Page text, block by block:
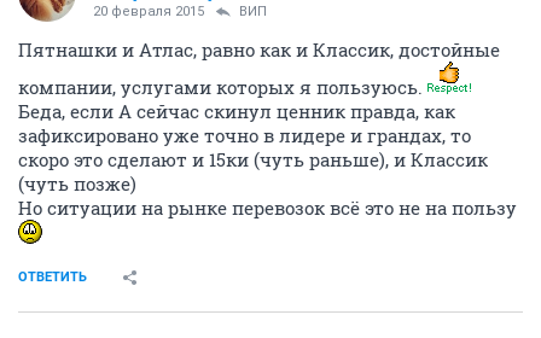
20 февраля 2015 ВИП
Пятнашки и Атлас, равно как и Классик, достойные
компании, услугами которых я пользуюсь.
Беда, если А сейчас скинул ценник правда, как
зафиксировано уже точно в лидере и грандах, то
скоро это сделают и 15ки (чуть раньше), и Классик
(чуть позже)
Но ситуации на рынке перевозок всё это не на пользу
ОТВЕТИТЬ